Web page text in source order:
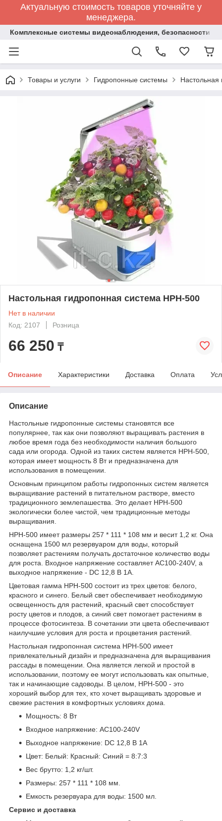
Актуальную стоимость товаров уточняйте у
менеджера.
Комплексные системы видеонаблюдения, безопасности и
Товары и услуги Гидропонные системы Настольная
Настольная гидропонная система HPH-500
Нет в наличии
Код: 2107
Розница
66 250 ₸
Описание Характеристики Доставка Оплата
Описание
Настольные гидропонные системы становятся все
популярнее, так как они позволяют выращивать растения в
любое время года без необходимости наличия большого
сада или огорода. Одной из таких систем является HPH-500,
которая имеет мощность 8 Вт и предназначена для
использования в помещении.
Основным принципом работы гидропонных систем является
выращивание растений в питательном растворе, вместо
традиционного землепашества. Это делает HPH-500
экологически более чистой, чем традиционные методы
выращивания.
HPH-500 имеет размеры 257 * 111 * 108 мм и весит 1,2 кг. Она
оснащена 1500 мл резервуаром для воды, который
позволяет растениям получать достаточное количество воды
для роста. Входное напряжение составляет AC100-240V, а
выходное напряжение - DC 12,8 В 1А.
Цветовая гамма HPH-500 состоит из трех цветов: белого,
красного и синего. Белый свет обеспечивает необходимую
освещенность для растений, красный свет способствует
росту цветов и плодов, а синий свет помогает растениям в
процессе фотосинтеза. В сочетании эти цвета обеспечивают
наилучшие условия для роста и процветания растений.
Настольная гидропонная система HPH-500 имеет
привлекательный дизайн и предназначена для выращивания
рассады в помещении. Она является легкой и простой в
использовании, поэтому ее могут использовать как опытные,
так и начинающие садоводы. В целом, HPH-500 - это
хороший выбор для тех, кто хочет выращивать здоровые и
свежие растения в комфортных условиях дома.
Мощность: 8 Вт
Входное напряжение: AC100-240V
Выходное напряжение: DC 12,8 В 1А
Цвет: Белый: Красный: Синий = 8:7:3
Вес брутто: 1,2 кг/шт.
Размеры: 257 * 111 * 108 мм.
Емкость резервуара для воды: 1500 мл.
Сервис и доставка